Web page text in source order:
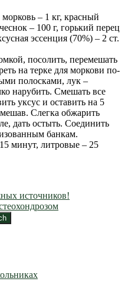
– 1 кг, красный
– 100 г, горький перец
эссенция (70%) – 2 ст.
посолить, перемешать
на терке для моркови по-
полосками, лук –
нарубить. Смешать все
уксус и оставить на 5
Слегка обжарить
дать остыть. Соединить
банкам.
минут, литровые – 25
источников!